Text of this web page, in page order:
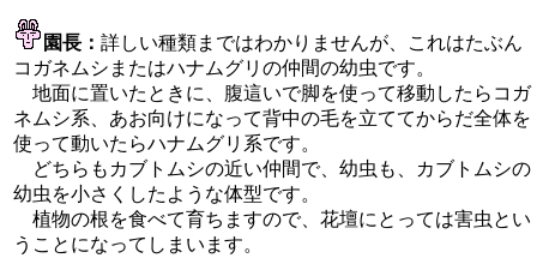
園長： 詳しい種類まではわかりませんが、これはたぶん
コガネムシまたはハナムグリの仲間の幼虫です。
地面に置いたときに、腹這いで脚を使って移動したらコガ
ネムシ系、あお向けになって背中の毛を立ててからだ全体を
使って動いたらハナムグリ系です。
どちらもカブトムシの近い仲間で、幼虫も、カブトムシの
幼虫を小さくしたような体型です。
植物の根を食べて育ちますので、花壇にとっては害虫とい
うことになってしまいます。